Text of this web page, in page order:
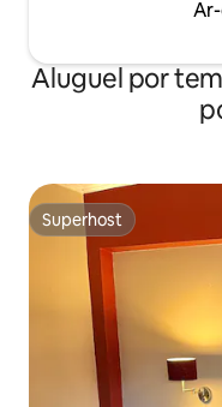
Aluguel por
Superhost
Superhost